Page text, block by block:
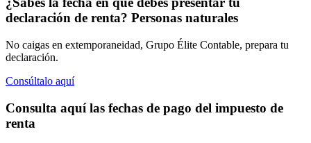
declaración de renta? Personas naturales
No caigas en extemporaneidad, Grupo Élite Contable, prepara tu
declaración.
Consúltalo aquí
Consulta aquí las fechas de pago del impuesto de
renta